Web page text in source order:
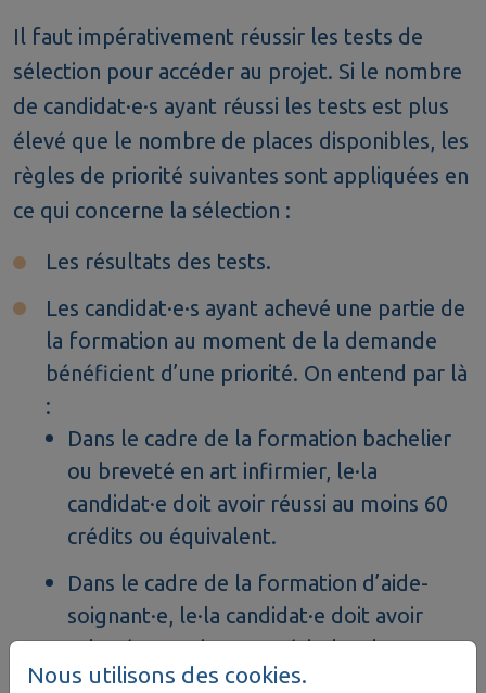
Il faut impérativement réussir les tests de
sélection pour accéder au projet. Si le nombre
de candidat·e·s ayant réussi les tests est plus
élevé que le nombre de places disponibles, les
règles de priorité suivantes sont appliquées en
ce qui concerne la sélection :
Les résultats des tests.
Les candidat·e·s ayant achevé une partie de
la formation au moment de la demande
bénéficient d’une priorité. On entend par là
:
Dans le cadre de la formation bachelier
ou breveté en art infirmier, le·la
candidat·e doit avoir réussi au moins 60
crédits ou équivalent.
Dans le cadre de la formation d’aide-
soignant·e, le·la candidat·e doit avoir
achevé au moins 450 périodes de
formation.
Nous utilisons des cookies.